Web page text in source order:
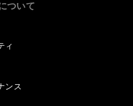
ついて
ィ
ンス